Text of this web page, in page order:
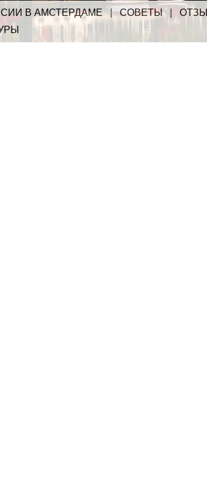
В АМСТЕРДАМЕ|СОВЕТЫ|